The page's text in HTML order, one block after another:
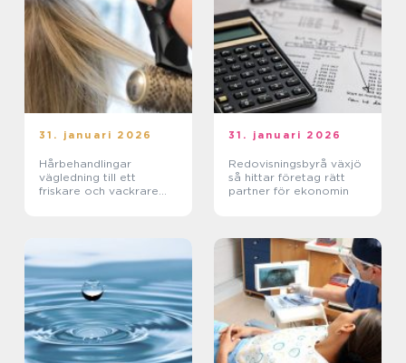
31. januari 2026
Hårbehandlingar
vägledning till ett
friskare och vackrare
31. januari 2026
Redovisningsbyrå växjö
så hittar företag rätt
partner för ekonomin